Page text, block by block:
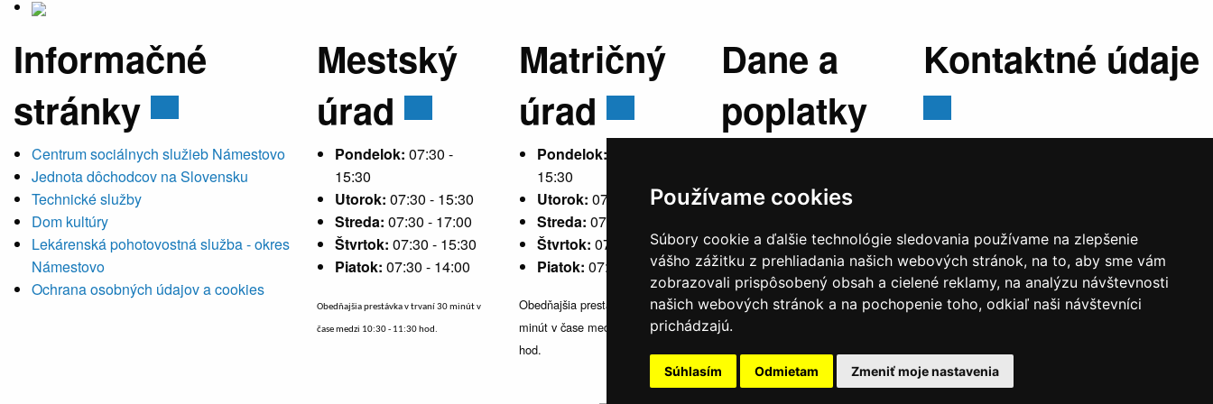
Používame cookies
Súbory cookie a ďalšie technológie sledovania používame na zlepšenie
vášho zážitku z prehliadania našich webových stránok, na to, aby sme vám
zobrazovali prispôsobený obsah a cielené reklamy, na analýzu návštevnosti
našich webových stránok a na pochopenie toho, odkiaľ naši návštevníci
prichádzajú.
Súhlasím Odmietam Zmeniť moje nastavenia
Informačné
stránky
Centrum sociálnych služieb Námestovo
Jednota dôchodcov na Slovensku
Technické služby
Dom kultúry
Lekárenská pohotovostná služba - okres
Námestovo
Ochrana osobných údajov a cookies
Mestský
úrad
Pondelok: 07:30 -
15:30
Utorok: 07:30 - 15:30
Streda: 07:30 - 17:00
Štvrtok: 07:30 - 15:30
Piatok: 07:30 - 14:00
Obedňajšia prestávka v trvaní 30 minút v
čase medzi 10:30 - 11:30 hod.
Matričný
úrad
Pondelok:
15:30
Utorok: 07:30 - 15:30
Streda: 07:30 - 17:00
Štvrtok: 07:30 - 15:30
Piatok: 07:30 - 14:00
Obedňajšia prestávka v trvaní 30
minút v čase medzi 10:30 - 11:30
hod.
Dane a
poplatky
Pondelok:07:30 -
Utorok:nestránkový
Streda:07:30 - 17:00
Štvrtok:nestránkový
Piatok:
07:30 - 14:00
Obedňajšia prestávka v trvaní 30 minút v
čase medzi 10:30 - 11:30 hod.
Kontaktné údaje
IČO:00314676
DIČ:2020571707